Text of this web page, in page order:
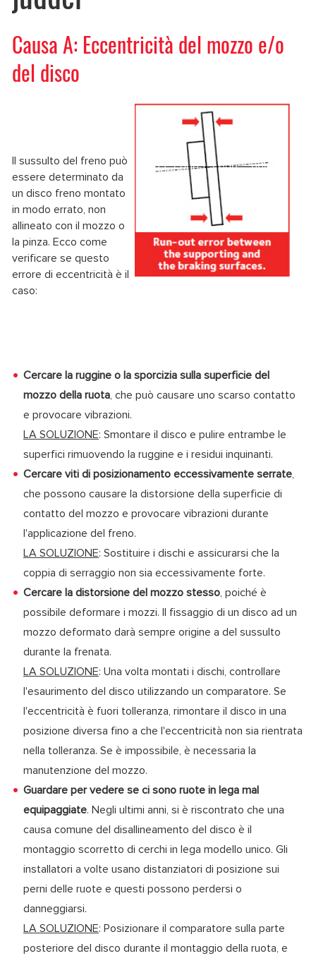
Causa A: Eccentricità del mozzo e/o
del disco
Il sussulto del freno può
essere determinato da
un disco freno montato
in modo errato, non
allineato con il mozzo o
la pinza. Ecco come
verificare se questo
errore di eccentricità è il
caso:
Cercare la ruggine o la sporcizia sulla superficie del
mozzo della ruota, che può causare uno scarso contatto
e provocare vibrazioni.
LA SOLUZIONE: Smontare il disco e pulire entrambe le
superfici rimuovendo la ruggine e i residui inquinanti.
Cercare viti di posizionamento eccessivamente serrate,
che possono causare la distorsione della superficie di
contatto del mozzo e provocare vibrazioni durante
l'applicazione del freno.
LA SOLUZIONE: Sostituire i dischi e assicurarsi che la
coppia di serraggio non sia eccessivamente forte.
Cercare la distorsione del mozzo stesso, poiché è
possibile deformare i mozzi. Il fissaggio di un disco ad un
mozzo deformato darà sempre origine a del sussulto
durante la frenata.
LA SOLUZIONE: Una volta montati i dischi, controllare
l'esaurimento del disco utilizzando un comparatore. Se
l'eccentricità è fuori tolleranza, rimontare il disco in una
posizione diversa fino a che l'eccentricità non sia rientrata
nella tolleranza. Se è impossibile, è necessaria la
manutenzione del mozzo.
Guardare per vedere se ci sono ruote in lega mal
equipaggiate. Negli ultimi anni, si è riscontrato che una
causa comune del disallineamento del disco è il
montaggio scorretto di cerchi in lega modello unico. Gli
installatori a volte usano distanziatori di posizione sui
perni delle ruote e questi possono perdersi o
danneggiarsi.
LA SOLUZIONE: Posizionare il comparatore sulla parte
posteriore del disco durante il montaggio della ruota, e